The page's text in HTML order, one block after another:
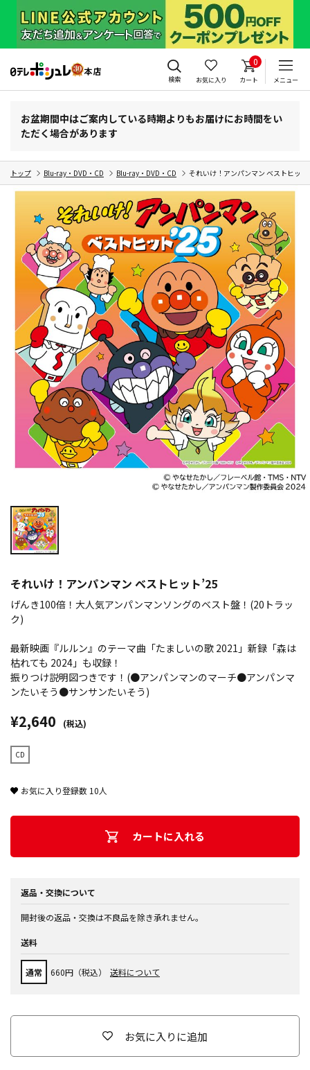
検索 お気に入り
0
カート メニュー
お盆期間中はご案内している時期よりもお届けにお時間をい
ただく場合があります
トップ Blu-ray・DVD・CD Blu-ray・DVD・CD それいけ！アンパンマン ベストヒット
それいけ！アンパンマン ベストヒット’25
げんき100倍！大人気アンパンマンソングのベスト盤！(20トラッ
ク)
最新映画『ルルン』のテーマ曲「たましいの歌 2021」新録「森は
枯れても 2024」も収録！
振りつけ説明図つきです！(●アンパンマンのマーチ●アンパンマ
ンたいそう●サンサンたいそう)
¥2,640 (税込)
CD
お気に入り登録数 10人
カートに入れる
返品・交換について
開封後の返品・交換は不良品を除き承れません。
送料
通常 660円（税込） 送料について
お気に入りに追加